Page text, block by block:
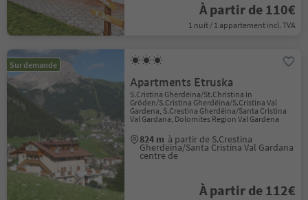
À partir de 110€
1 nuit / 1 appartement incl. TVA
Sur demande
Apartments Etruska
S.Cristina Gherdëina/St.Christina in
Gröden/S.Cristina Gherdëina/S.Cristina Val
Gardena, S.Crestina Gherdëina/Santa Cristina
Val Gardana, Dolomites Region Val Gardena
824 m à partir de S.Crestina
Gherdëina/Santa Cristina Val Gardana
centre de
À partir de 112€